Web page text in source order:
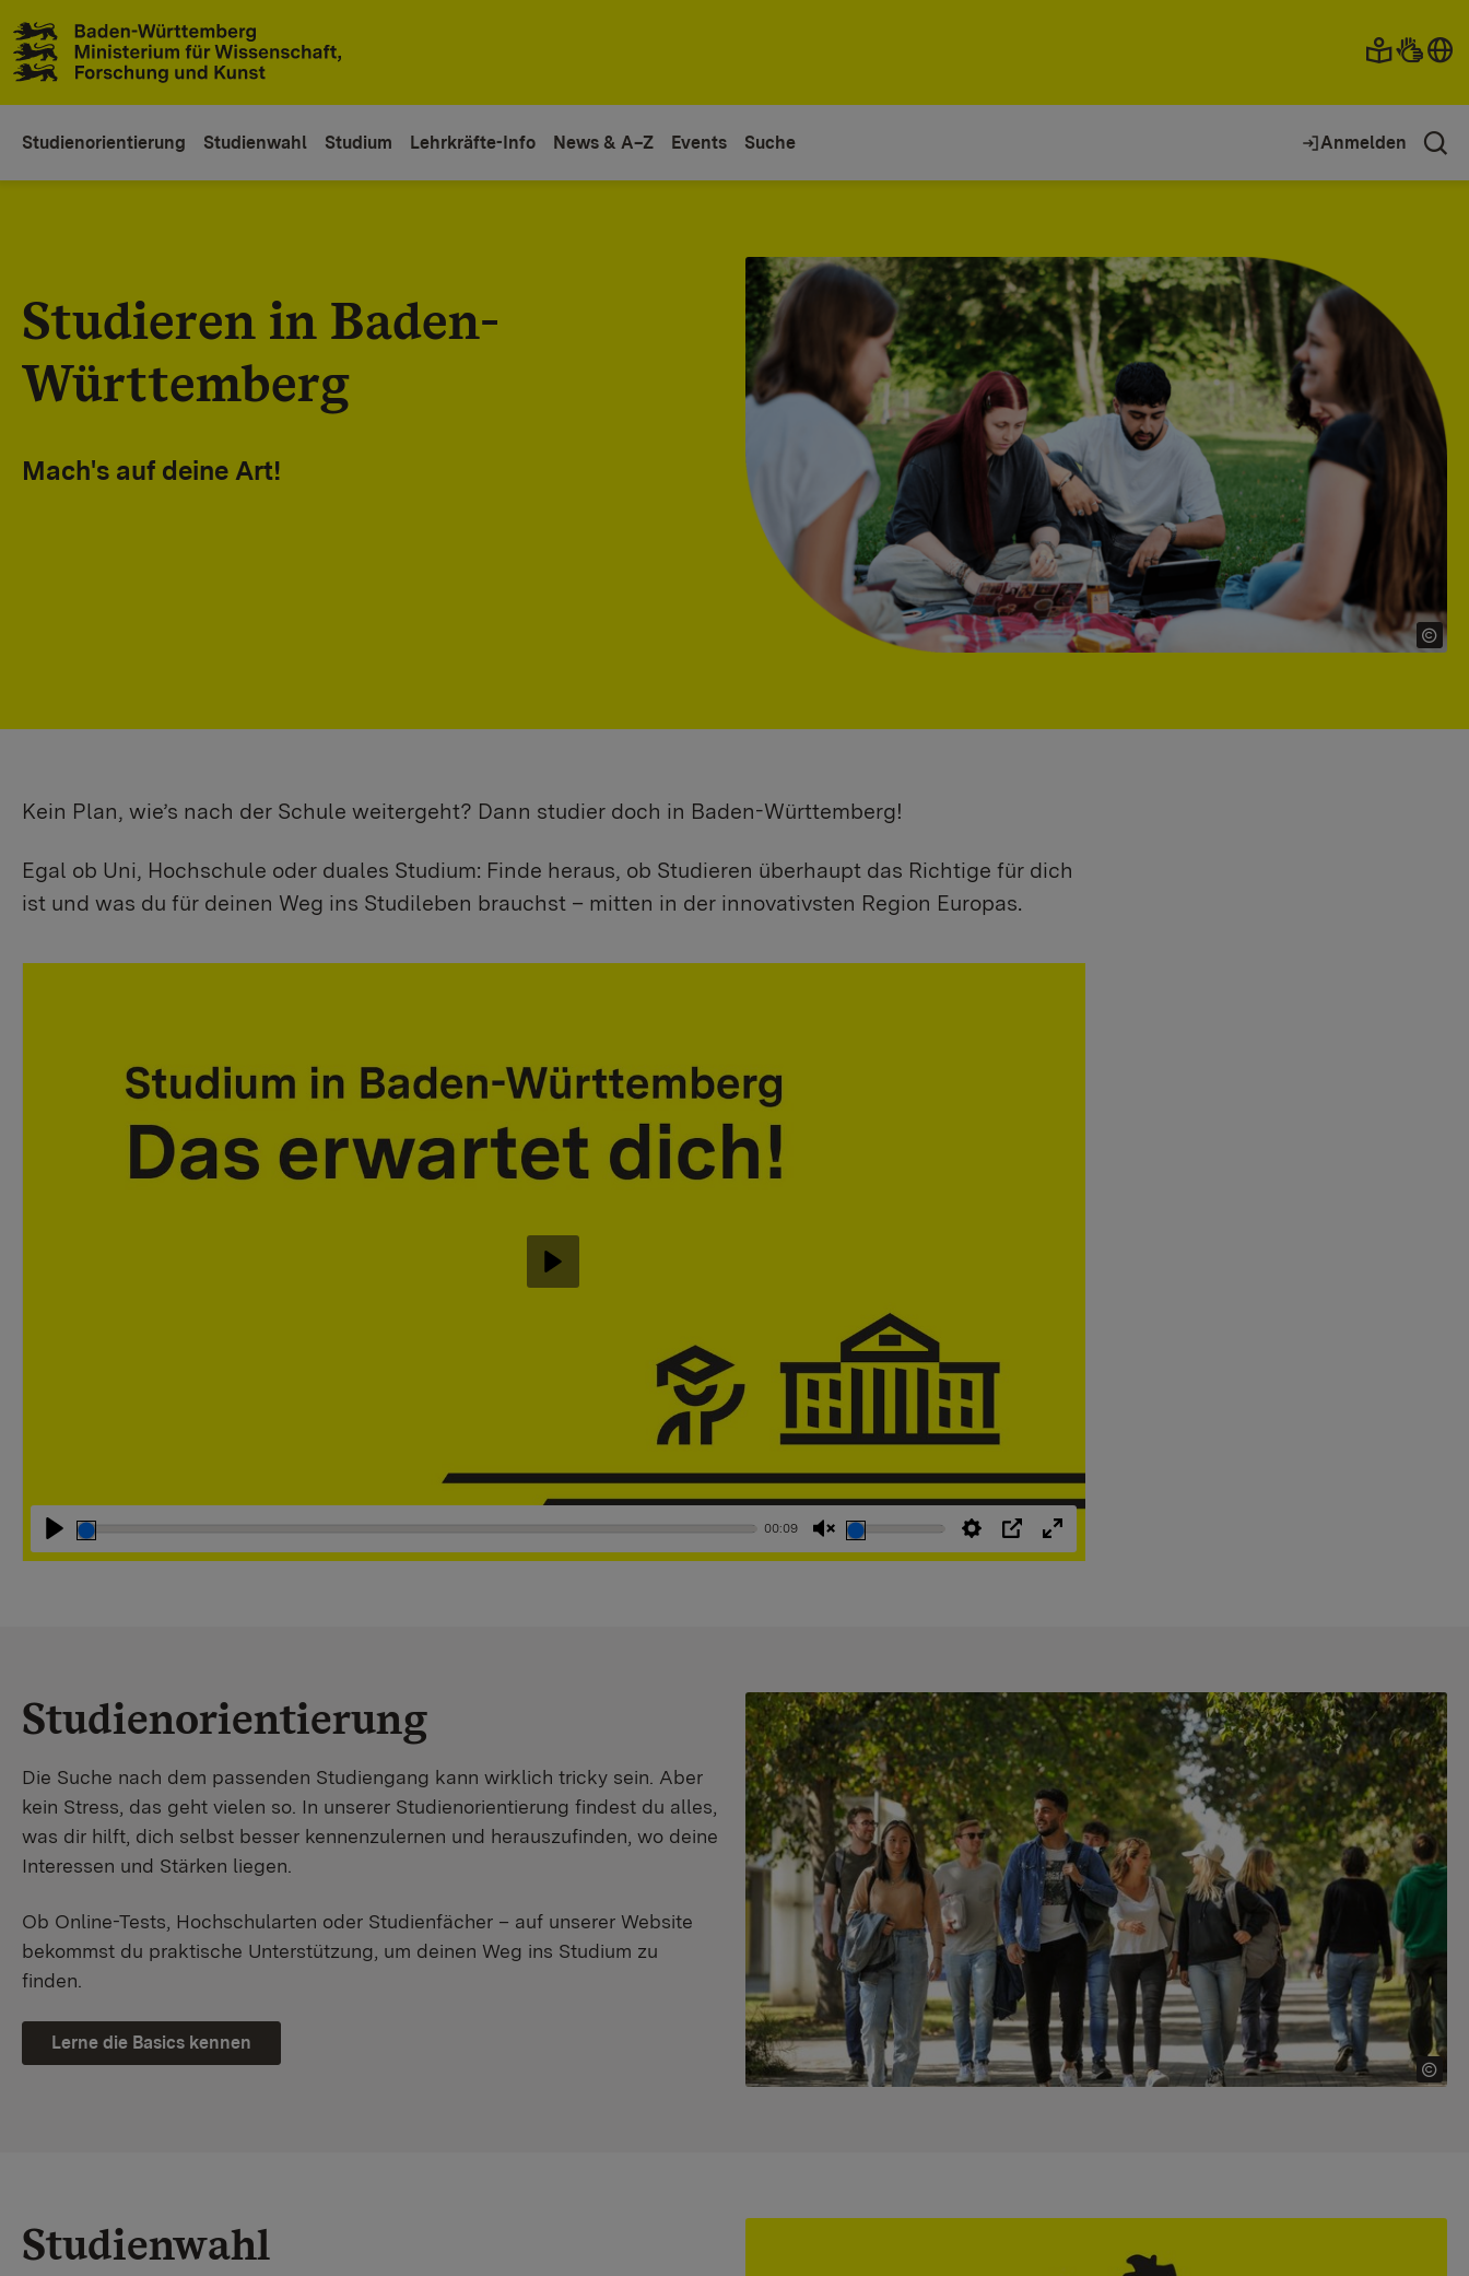
Studienorientierung Studienwahl Studium Lehrkräfte-Info News & A–Z Events Suche Anmelden
Studieren in Baden-
Württemberg
Mach's auf deine Art!
Kein Plan, wie’s nach der Schule weitergeht? Dann studier doch in Baden-Württemberg!
Egal ob Uni, Hochschule oder duales Studium: Finde heraus, ob Studieren überhaupt das Richtige für dich
ist und was du für deinen Weg ins Studileben brauchst – mitten in der innovativsten Region Europas.
Abspielen
00:09
StummschaltungEinstellungen
PIP Vollbild
Abspielen
Studienorientierung
Die Suche nach dem passenden Studiengang kann wirklich tricky sein. Aber
kein Stress, das geht vielen so. In unserer Studienorientierung findest du alles,
was dir hilft, dich selbst besser kennenzulernen und herauszufinden, wo deine
Interessen und Stärken liegen.
Ob Online-Tests, Hochschularten oder Studienfächer – auf unserer Website
bekommst du praktische Unterstützung, um deinen Weg ins Studium zu
finden.
Lerne die Basics kennen
Studienwahl